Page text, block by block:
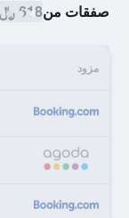
صفقات من618 ﷼
مزود